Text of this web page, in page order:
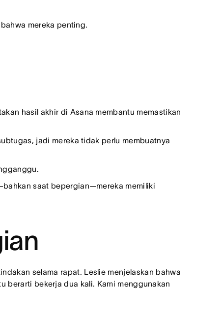
mereka penting.
hasil akhir di Asana membantu memastikan
jadi mereka tidak perlu membuatnya
saat bepergian—mereka memiliki
selama rapat. Leslie menjelaskan bahwa
berarti bekerja dua kali. Kami menggunakan